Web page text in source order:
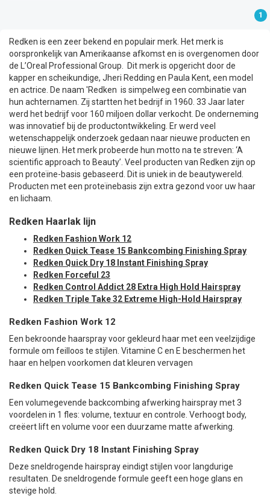
1
Redken is een zeer bekend en populair merk. Het merk is
oorspronkelijk van Amerikaanse afkomst en is overgenomen door
de L’Oreal Professional Group. Dit merk is opgericht door de
kapper en scheikundige, Jheri Redding en Paula Kent, een model
en actrice. De naam 'Redken is simpelweg een combinatie van
hun achternamen. Zij startten het bedrijf in 1960. 33 Jaar later
werd het bedrijf voor 160 miljoen dollar verkocht. De onderneming
was innovatief bij de productontwikkeling. Er werd veel
wetenschappelijk onderzoek gedaan naar nieuwe producten en
nieuwe lijnen. Het merk probeerde hun motto na te streven: ‘A
scientific approach to Beauty’. Veel producten van Redken zijn op
een proteïne-basis gebaseerd. Dit is uniek in de beautywereld.
Producten met een proteïnebasis zijn extra gezond voor uw haar
en lichaam.
Redken Haarlak lijn
Redken Fashion Work 12
Redken Quick Tease 15 Bankcombing Finishing Spray
Redken Quick Dry 18 Instant Finishing Spray
Redken Forceful 23
Redken Control Addict 28 Extra High Hold Hairspray
Redken Triple Take 32 Extreme High-Hold Hairspray
Redken Fashion Work 12
Een bekroonde haarspray voor gekleurd haar met een veelzijdige
formule om feilloos te stijlen. Vitamine C en E beschermen het
haar en helpen voorkomen dat kleuren vervagen
Redken Quick Tease 15 Bankcombing Finishing Spray
Een volumegevende backcombing afwerking hairspray met 3
voordelen in 1 fles: volume, textuur en controle. Verhoogt body,
creëert lift en volume voor een duurzame matte afwerking.
Redken Quick Dry 18 Instant Finishing Spray
Deze sneldrogende hairspray eindigt stijlen voor langdurige
resultaten. De sneldrogende formule geeft een hoge glans en
stevige hold.